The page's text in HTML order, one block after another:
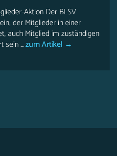
Aktion Der BLSV
der Mitglieder in einer
auch Mitglied im zuständigen
sein ...zum Artikel →